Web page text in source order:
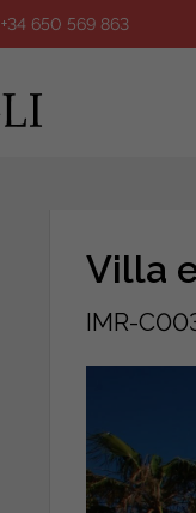
+34 650 569 863
Villa
IMR-